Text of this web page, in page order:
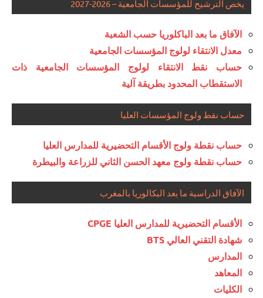
يخص الترشيح للمؤسسات الجامعية – 2026-2027
الآفاق ما بعد الباكلوريا حسب الشعبة
معدل الانتقاء لولوج المؤسسات الجامعية
حساب نقط الانتقاء لولوج المؤسسات الجامعية ذات
الاستقطاب المحدود بطريقة آلية
حساب نقط ولوج المؤسسات العليا
حساب نقطة ولوج الأقسام التحضيرية للمدارس العليا
حساب نقطة ولوج معهد الحسن الثاني للزراعة والبيطرة
الآفاق الدراسية ما بعد البكالوريا بالمغرب
الأقسام التحضيرية للمدارس العليا CPGE
شهادة التقني العالي BTS
المدارس
المعاهد
الكليات